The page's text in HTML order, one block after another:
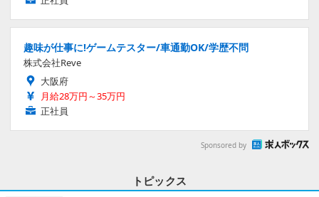
趣味が仕事に!ゲームテスター/車通勤OK/学歴不問
株式会社Reve
大阪府
月給28万円～35万円
正社員
Sponsored by
トピックス